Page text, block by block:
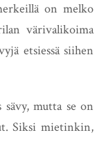
on melko
värivalikoima
etsiessä siihen
mutta se on
Siksi mietinkin,